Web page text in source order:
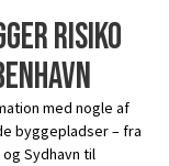
risiko
med nogle af
byggepladser – fra
Sydhavn til